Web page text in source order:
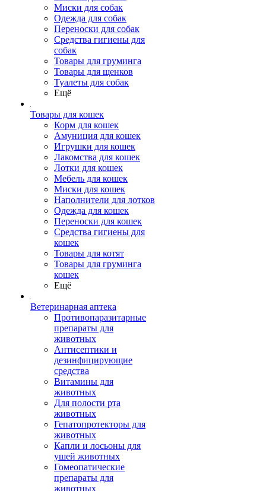
Миски для собак
Одежда для собак
Переноски для собак
Средства гигиены для
собак
Товары для груминга
Товары для щенков
Туалеты для собак
Ещё
Товары для кошек
Корм для кошек
Амуниция для кошек
Игрушки для кошек
Лакомства для кошек
Лотки для кошек
Мебель для кошек
Миски для кошек
Наполнители для лотков
Одежда для кошек
Переноски для кошек
Средства гигиены для
кошек
Товары для котят
Товары для груминга
кошек
Ещё
Ветеринарная аптека
Противопаразитарные
препараты для
животных
Антисептики и
дезинфицирующие
средства
Витамины для
животных
Для полости рта
животных
Гепатопротекторы для
животных
Капли и лосьоны для
ушей животных
Гомеопатические
препараты для
животных